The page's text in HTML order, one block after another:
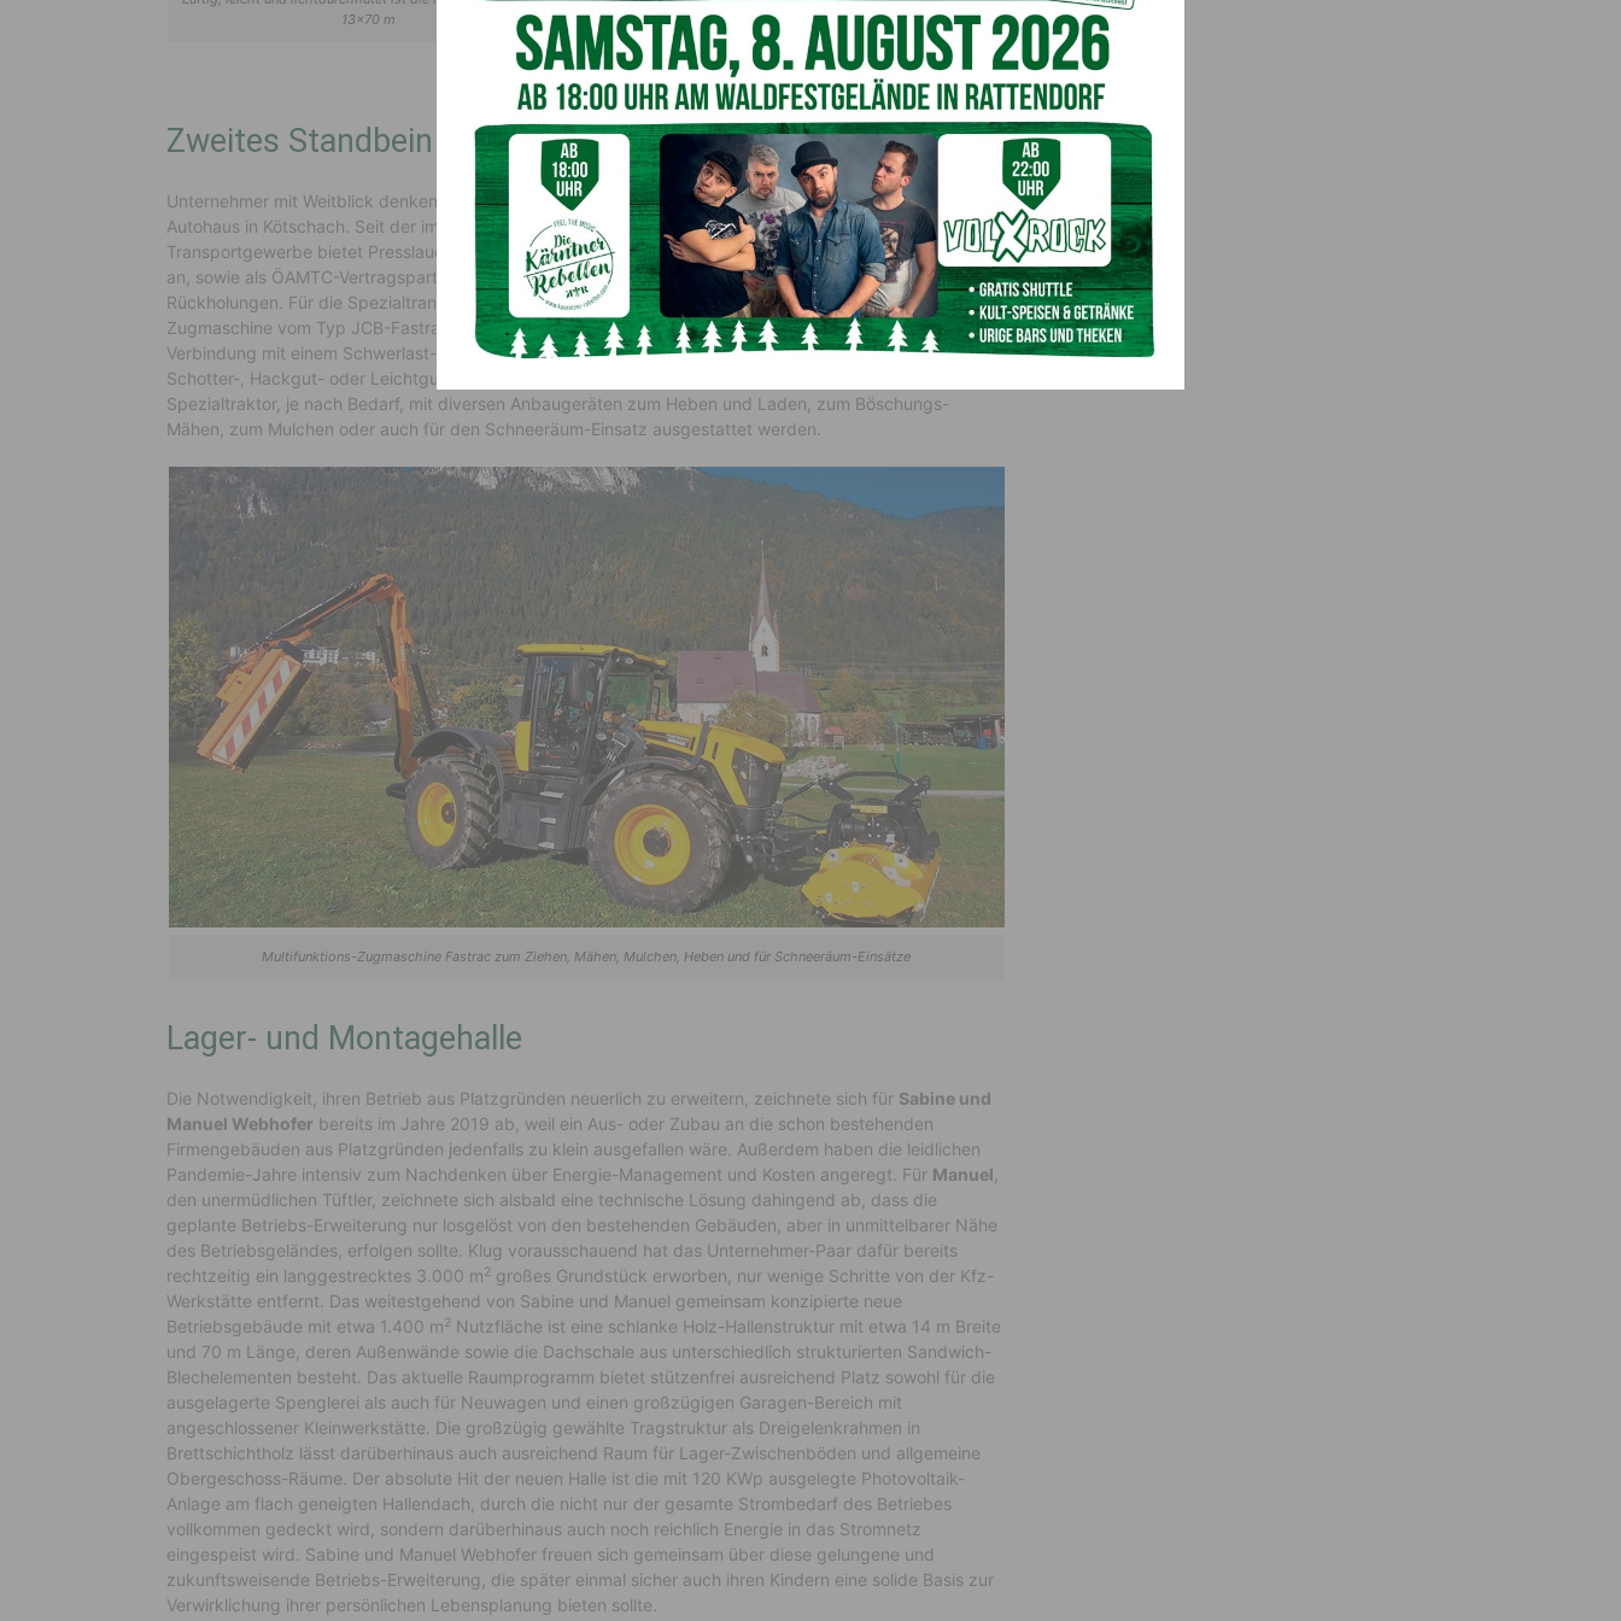
13×70 m
Zwischen-Böden in der neuen Halle bieten wertvolle zusätzliche
Nutzflächen
Zweites Standbein
Unternehmer mit Weitblick denken voraus. So auchSabine und Manuel Webhofervom gleichnamigen
Autohaus in Kötschach. Seit der im Jahre 2020 durchSabineabsolvierten Konzessionsprüfung für
Transportgewerbe bietet Presslauer-Webhofer als zweites Standbein auch Spezial- und Sondertransporte
an, sowie als ÖAMTC-Vertragspartner auch rund um die Uhr Abschleppdienste und Fahrzeug-
Rückholungen. Für die Spezialtransporte und Sonderdienstleistungen jeder Art steht eine starke
Zugmaschine vom Typ JCB-Fastrac mit 8 Tonnen Eigengewicht und 250 PS Motorleistung im Einsatz. In
Verbindung mit einem Schwerlast-Kipp-Anhänger mit 15 Tonnen Nutzlast ideal für spezielle Holz-,
Schotter-, Hackgut- oder Leichtgut-Transporte, auch im unwegsamen Gelände. Darüberhinaus kann der
Spezialtraktor, je nach Bedarf, mit diversen Anbaugeräten zum Heben und Laden, zum Böschungs-
Mähen, zum Mulchen oder auch für den Schneeräum-Einsatz ausgestattet werden.
Multifunktions-Zugmaschine Fastrac zum Ziehen, Mähen, Mulchen, Heben und für Schneeräum-Einsätze
Lager- und Montagehalle
Die Notwendigkeit, ihren Betrieb aus Platzgründen neuerlich zu erweitern, zeichnete sich für Sabine und
Manuel Webhofer bereits im Jahre 2019 ab, weil ein Aus- oder Zubau an die schon bestehenden
Firmengebäuden aus Platzgründen jedenfalls zu klein ausgefallen wäre. Außerdem haben die leidlichen
Pandemie-Jahre intensiv zum Nachdenken über Energie-Management und Kosten angeregt. Für Manuel
den unermüdlichen Tüftler, zeichnete sich alsbald eine technische Lösung dahingend ab, dass die
geplante Betriebs-Erweiterung nur losgelöst von den bestehenden Gebäuden, aber in unmittelbarer Nähe
des Betriebsgeländes, erfolgen sollte. Klug vorausschauend hat das Unternehmer-Paar dafür bereits
rechtzeitig ein langgestrecktes 3.000 m2 großes Grundstück erworben, nur wenige Schritte von der Kfz-
Werkstätte entfernt. Das weitestgehend von Sabine und Manuel gemeinsam konzipierte neue
Betriebsgebäude mit etwa 1.400 m2 Nutzfläche ist eine schlanke Holz-Hallenstruktur mit etwa 14 m Breite
und 70 m Länge, deren Außenwände sowie die Dachschale aus unterschiedlich strukturierten Sandwich-
Blechelementen besteht. Das aktuelle Raumprogramm bietet stützenfrei ausreichend Platz sowohl für die
ausgelagerte Spenglerei als auch für Neuwagen und einen großzügigen Garagen-Bereich mit
angeschlossener Kleinwerkstätte. Die großzügig gewählte Tragstruktur als Dreigelenkrahmen in
Brettschichtholz lässt darüberhinaus auch ausreichend Raum für Lager-Zwischenböden und allgemeine
Obergeschoss-Räume. Der absolute Hit der neuen Halle ist die mit 120 KWp ausgelegte Photovoltaik-
Anlage am flach geneigten Hallendach, durch die nicht nur der gesamte Strombedarf des Betriebes
vollkommen gedeckt wird, sondern darüberhinaus auch noch reichlich Energie in das Stromnetz
eingespeist wird. Sabine und Manuel Webhofer freuen sich gemeinsam über diese gelungene und
zukunftsweisende Betriebs-Erweiterung, die später einmal sicher auch ihren Kindern eine solide Basis zur
Verwirklichung ihrer persönlichen Lebensplanung bieten sollte.